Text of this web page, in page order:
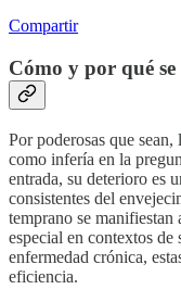
Compartir
Cómo y por qué
Por poderosas que
como infería en la
entrada, su deterioro es
consistentes del
temprano se
especial en contextos
enfermedad crónica,
eficiencia.